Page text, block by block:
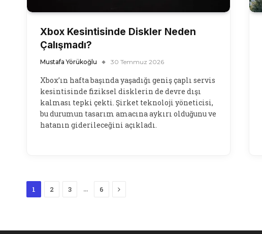
Xbox Kesintisinde Diskler Neden
Çalışmadı?
Mustafa Yörükoğlu 30 Temmuz 2026
Xbox’ın hafta başında yaşadığı geniş çaplı servis
kesintisinde fiziksel disklerin de devre dışı
kalması tepki çekti. Şirket teknoloji yöneticisi,
bu durumun tasarım amacına aykırı olduğunu ve
hatanın giderileceğini açıkladı.
1 2 3 … 6 Next